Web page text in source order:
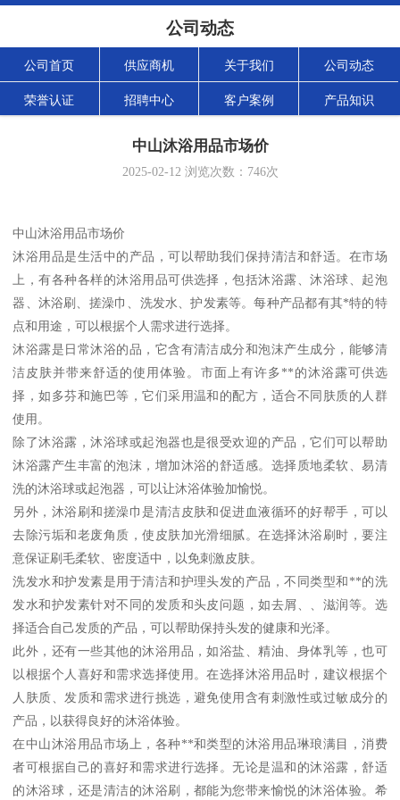
公司动态
公司首页 供应商机 关于我们 公司动态
荣誉认证 招聘中心 客户案例 产品知识
中山沐浴用品市场价
2025-02-12浏览次数： 746次
中山沐浴用品市场价
沐浴用品是生活中的产品，可以帮助我们保持清洁和舒适。在市场
上，有各种各样的沐浴用品可供选择，包括沐浴露、沐浴球、起泡
器、沐浴刷、搓澡巾、洗发水、护发素等。每种产品都有其*特的特
点和用途，可以根据个人需求进行选择。
沐浴露是日常沐浴的品，它含有清洁成分和泡沫产生成分，能够清
洁皮肤并带来舒适的使用体验。市面上有许多**的沐浴露可供选
择，如多芬和施巴等，它们采用温和的配方，适合不同肤质的人群
使用。
除了沐浴露，沐浴球或起泡器也是很受欢迎的产品，它们可以帮助
沐浴露产生丰富的泡沫，增加沐浴的舒适感。选择质地柔软、易清
洗的沐浴球或起泡器，可以让沐浴体验加愉悦。
另外，沐浴刷和搓澡巾是清洁皮肤和促进血液循环的好帮手，可以
去除污垢和老废角质，使皮肤加光滑细腻。在选择沐浴刷时，要注
意保证刷毛柔软、密度适中，以免刺激皮肤。
洗发水和护发素是用于清洁和护理头发的产品，不同类型和**的洗
发水和护发素针对不同的发质和头皮问题，如去屑、、滋润等。选
择适合自己发质的产品，可以帮助保持头发的健康和光泽。
此外，还有一些其他的沐浴用品，如浴盐、精油、身体乳等，也可
以根据个人喜好和需求选择使用。在选择沐浴用品时，建议根据个
人肤质、发质和需求进行挑选，避免使用含有刺激性或过敏成分的
产品，以获得良好的沐浴体验。
在中山沐浴用品市场上，各种**和类型的沐浴用品琳琅满目，消费
者可根据自己的喜好和需求进行选择。无论是温和的沐浴露，舒适
的沐浴球，还是清洁的沐浴刷，都能为您带来愉悦的沐浴体验。希